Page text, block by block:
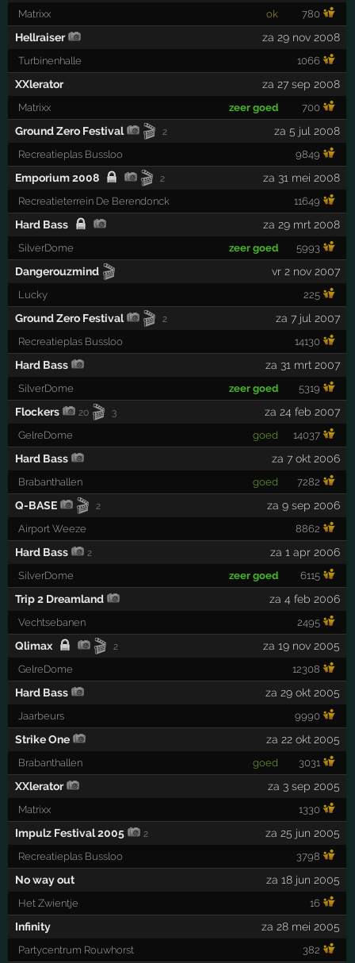
Matrixx ok 780
Hellraiser za 29 nov 2008
Turbinenhalle 1066
XXlerator za 27 sep 2008
Matrixx zeer goed 700
Ground Zero Festival 🎬 2 za 5 jul 2008
Recreatieplas Bussloo 9849
Emporium 2008 🎬 2 za 31 mei 2008
Recreatieterrein De Berendonck 11649
Hard Bass za 29 mrt 2008
SilverDome zeer goed 5993
Dangerouzmind 🎬 vr 2 nov 2007
Lucky 225
Ground Zero Festival 🎬 2 za 7 jul 2007
Recreatieplas Bussloo 14130
Hard Bass za 31 mrt 2007
SilverDome zeer goed 5319
Flockers 20 🎬 3 za 24 feb 2007
GelreDome goed 14037
Hard Bass za 7 okt 2006
Brabanthallen goed 7282
Q-BASE 🎬 2 za 9 sep 2006
Airport Weeze 8862
Hard Bass 2 za 1 apr 2006
SilverDome zeer goed 6115
Trip 2 Dreamland za 4 feb 2006
Vechtsebanen 2495
Qlimax 🎬 2 za 19 nov 2005
GelreDome 12308
Hard Bass za 29 okt 2005
Jaarbeurs 9990
Strike One za 22 okt 2005
Brabanthallen goed 3031
XXlerator za 3 sep 2005
Matrixx 1330
Impulz Festival 2005 2 za 25 jun 2005
Recreatieplas Bussloo 3798
No way out za 18 jun 2005
Het Zwientje 16
Infinity za 28 mei 2005
Partycentrum Rouwhorst 382